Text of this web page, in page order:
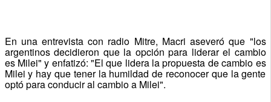
En una entrevista con radio Mitre, Macri aseveró que "los
argentinos decidieron que la opción para liderar el cambio
es Milei" y enfatizó: "El que lidera la propuesta de cambio es
Milei y hay que tener la humildad de reconocer que la gente
optó para conducir al cambio a Milei".